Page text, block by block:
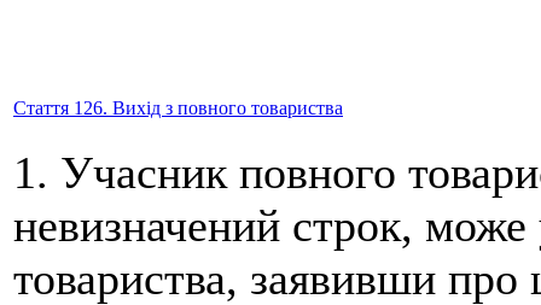
Стаття 126. Вихід з повного товариства
1. Учасник повного
невизначений строк,
товариства, заявивши про